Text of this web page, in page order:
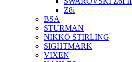
Z8i
BSA
STURMAN
NIKKO STIRLING
SIGHTMARK
VIXEN